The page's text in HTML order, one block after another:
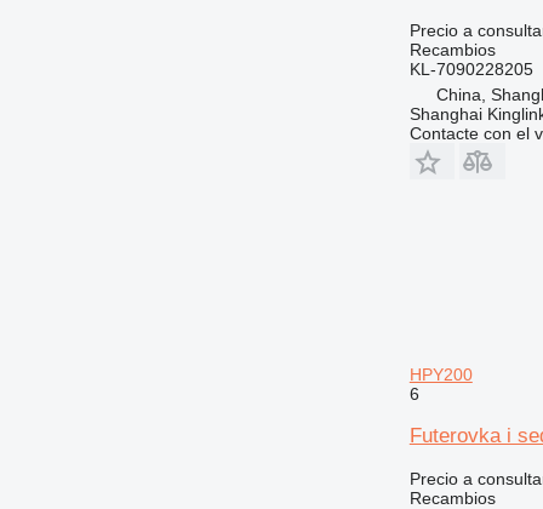
Precio a
Recambios
KL-7090228205
China,
Shanghai
Contacte con el
HPY200
6
Futerovka i
Precio a
Recambios